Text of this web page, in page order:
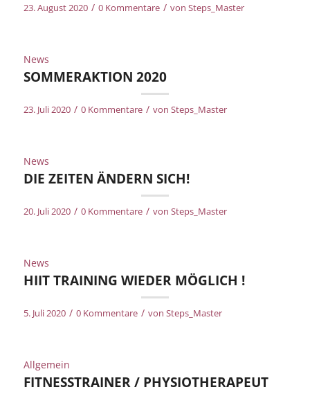
23. August 2020 / 0 Kommentare / von Steps_Master
News
SOMMERAKTION 2020
23. Juli 2020 / 0 Kommentare / von Steps_Master
News
DIE ZEITEN ÄNDERN SICH!
20. Juli 2020 / 0 Kommentare / von Steps_Master
News
HIIT TRAINING WIEDER MÖGLICH !
5. Juli 2020 / 0 Kommentare / von Steps_Master
Allgemein
FITNESSTRAINER / PHYSIOTHERAPEUT